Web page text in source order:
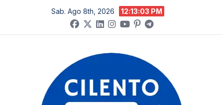
contenuto
Sab. Ago 8th, 2026 12:13:04 PM